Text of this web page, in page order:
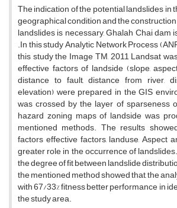
The indication of the potential landslides in
geographical condition and the
landslides is necessary, Ghalah Chai dam
.In this study Analytic Network Process
this study the Image TM, 2011 Landsat
effective factors of landside (slope,
distance to fault, distance from river,
elevation) were prepared in the GIS
was crossed by the layer of sparseness
hazard zoning maps of landside was
mentioned methods. The results
factors effective factors, landuse, Aspect
greater role in the occurrence of
the degree of fit between landslide
the mentioned method showed that, the
with 67/33% fitness better performance in
the study area.